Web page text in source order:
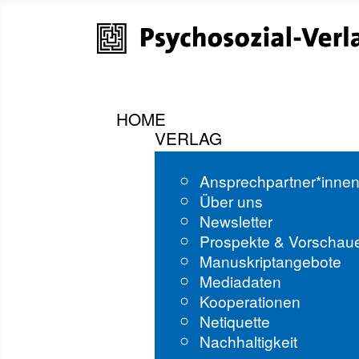
HOME
VERLAG
Über uns
Newsletter
Prospekte &
Manuskriptangebote
Mediadaten
Kooperationen
Netiquette
Nachhaltigkeit